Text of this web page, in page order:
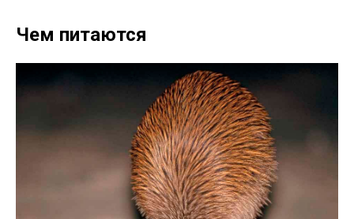
Чем питаются